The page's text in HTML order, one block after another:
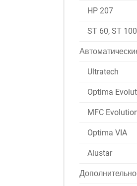
HP 207
ST 60, ST
Ultratech
Optima
MFC
Optima VIA
Alustar